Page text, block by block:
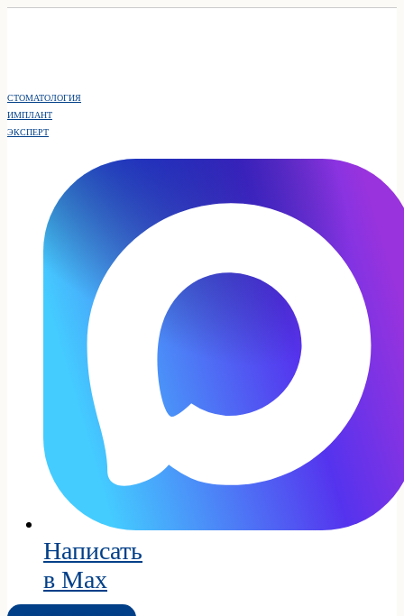
СТОМАТОЛОГИЯ
ИМПЛАНТ
ЭКСПЕРТ
Написать
в Max